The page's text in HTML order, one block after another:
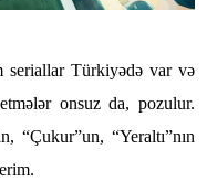
Türkiyədə var və
onsuz da, pozulur.
“Çukur”un, “Yeraltı”nın